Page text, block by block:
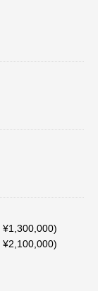
¥1,300,000)
¥2,100,000)